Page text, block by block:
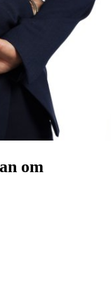
om